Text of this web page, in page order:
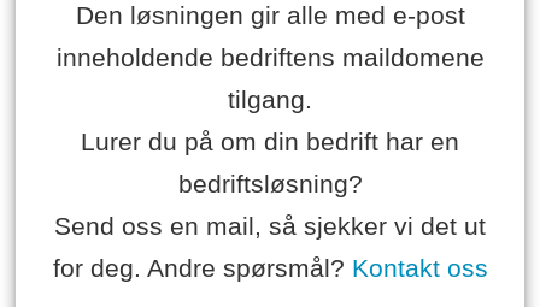
Den løsningen gir alle med e-post
inneholdende bedriftens maildomene
tilgang.
Lurer du på om din bedrift har en
bedriftsløsning?
Send oss en mail, så sjekker vi det ut
for deg. Andre spørsmål? Kontakt oss